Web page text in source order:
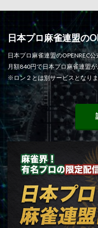
日本プロ麻雀連盟の
日本プロ麻雀連盟のOPENREC
月額840円で日本プロ麻雀連盟
※ロン２とは別サービスとなり